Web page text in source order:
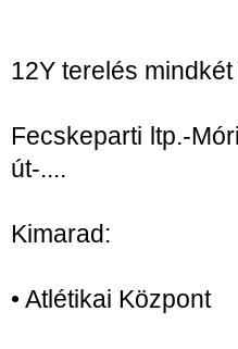
12Y terelés
Fecskeparti ltp.-
út-....
Kimarad:
• Atlétikai Központ